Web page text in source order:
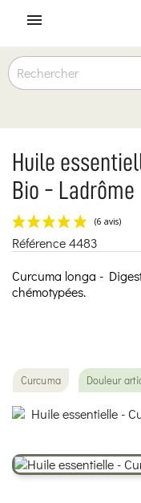

Huile
Bio - Ladrôme
Référence4483
Curcuma longa -
chémotypées.
Curcuma Douleur